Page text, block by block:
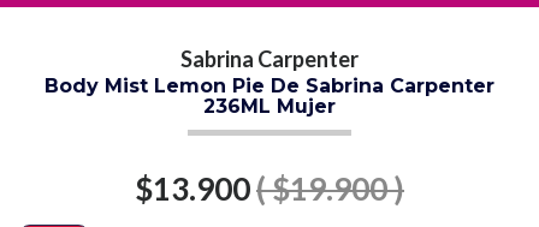
Sabrina Carpenter
Body Mist Lemon Pie De Sabrina Carpenter
236ML Mujer
$13.900( $19.900 )